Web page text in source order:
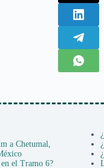
a Chetumal,
el Tramo 6?